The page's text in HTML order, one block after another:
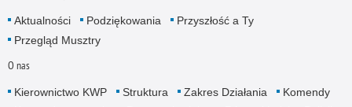
Aktualności Podziękowania
Przyszłość a Ty
Przegląd Musztry
O nas
Kierownictwo KWP Struktura Zakres Działania
Komendy